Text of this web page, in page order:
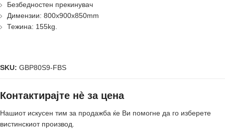
Безбедностен прекинувач
Димензии: 800x900x850mm
Тежина: 155kg.
SKU: GBP80S9-FBS
Контактирајте нè за цена
Нашиот искусен тим за продажба ќе Ви помогне да го изберете
вистинскиот производ.